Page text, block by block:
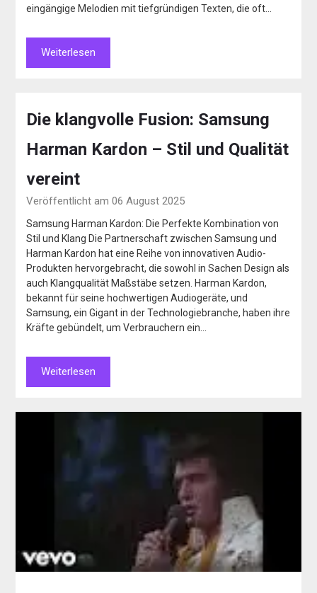
eingängige Melodien mit tiefgründigen Texten, die oft…
Weiterlesen
Die klangvolle Fusion: Samsung
Harman Kardon – Stil und Qualität
vereint
Veröffentlicht am 06 August 2025
Samsung Harman Kardon: Die Perfekte Kombination von
Stil und Klang Die Partnerschaft zwischen Samsung und
Harman Kardon hat eine Reihe von innovativen Audio-
Produkten hervorgebracht, die sowohl in Sachen Design als
auch Klangqualität Maßstäbe setzen. Harman Kardon,
bekannt für seine hochwertigen Audiogeräte, und
Samsung, ein Gigant in der Technologiebranche, haben ihre
Kräfte gebündelt, um Verbrauchern ein…
Weiterlesen